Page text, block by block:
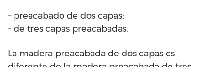
– preacabado de dos capas;
– de tres capas preacabadas.
La madera preacabada de dos capas es